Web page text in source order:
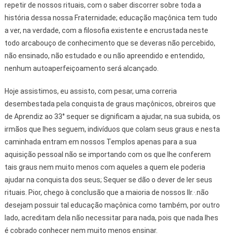
repetir de nossos rituais, com o saber discorrer sobre toda a
história dessa nossa Fraternidade; educação maçônica tem tudo
a ver, na verdade, com a filosofia existente e encrustada neste
todo arcabouço de conhecimento que se deveras não percebido,
não ensinado, não estudado e ou não apreendido e entendido,
nenhum autoaperfeiçoamento será alcançado.
Hoje assistimos, eu assisto, com pesar, uma correria
desembestada pela conquista de graus maçônicos, obreiros que
de Aprendiz ao 33° sequer se dignificam a ajudar, na sua subida, os
irmãos que lhes seguem, indivíduos que colam seus graus e nesta
caminhada entram em nossos Templos apenas para a sua
aquisição pessoal não se importando com os que lhe conferem
tais graus nem muito menos com aqueles a quem ele poderia
ajudar na conquista dos seus; Sequer se dão o dever de ler seus
rituais. Pior, chego à conclusão que a maioria de nossos IIr.·.não
desejam possuir tal educação maçônica como também, por outro
lado, acreditam dela não necessitar para nada, pois que nada lhes
é cobrado conhecer nem muito menos ensinar.